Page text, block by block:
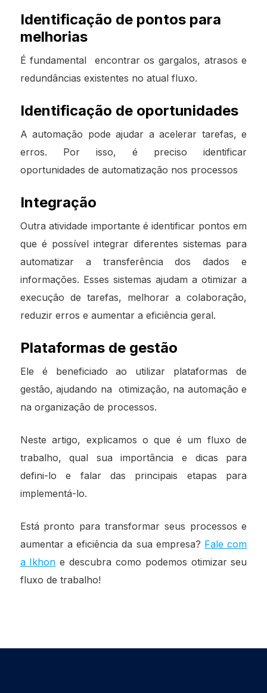
Identificação de pontos para
melhorias
É fundamental encontrar os gargalos, atrasos e
redundâncias existentes no atual fluxo.
Identificação de oportunidades
A automação pode ajudar a acelerar tarefas, e
erros. Por isso, é preciso identificar
oportunidades de automatização nos processos
Integração
Outra atividade importante é identificar pontos em
que é possível integrar diferentes sistemas para
automatizar a transferência dos dados e
informações. Esses sistemas ajudam a otimizar a
execução de tarefas, melhorar a colaboração,
reduzir erros e aumentar a eficiência geral.
Plataformas de gestão
Ele é beneficiado ao utilizar plataformas de
gestão, ajudando na otimização, na automação e
na organização de processos.
Neste artigo, explicamos o que é um fluxo de
trabalho, qual sua importância e dicas para
defini-lo e falar das principais etapas para
implementá-lo.
Está pronto para transformar seus processos e
aumentar a eficiência da sua empresa? Fale com
a Ikhon e descubra como podemos otimizar seu
fluxo de trabalho!